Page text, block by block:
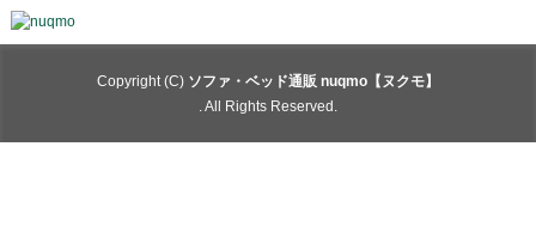
Copyright (C) ソファ・ベッド通販 nuqmo【ヌクモ】
. All Rights Reserved.